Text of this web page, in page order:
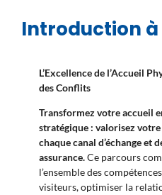
Introduction
L’Excellence de l’Accueil
des Conflits
Transformez votre accueil
stratégique : valorisez
chaque canal d’échange et
assurance.Ce parcours
l’ensemble des
visiteurs, optimiser la